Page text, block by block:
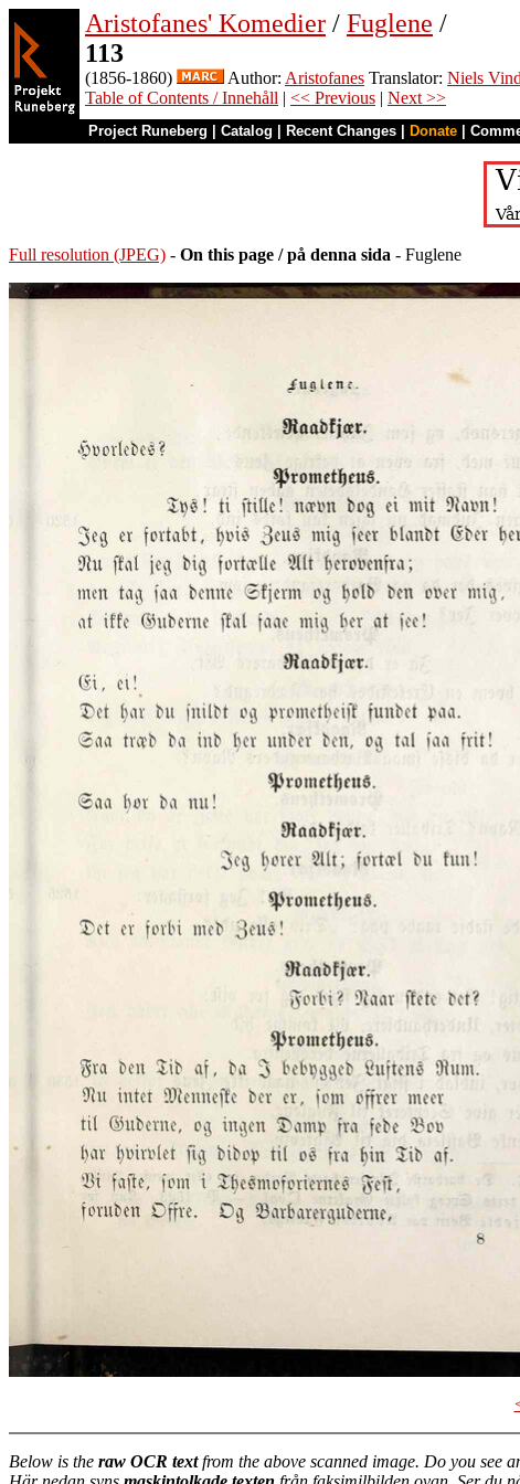
Aristofanes' Komedier / Fuglene /
113
(1856-1860) Author: Aristofanes Translator: Niels
Table of Contents / Innehåll | << Previous | Next >>
Project Runeberg Catalog Recent Changes Donate
Full resolution (JPEG) - On this page / på denna sida - Fuglene
Below is the raw OCR textfrom the above scanned image. Do you see